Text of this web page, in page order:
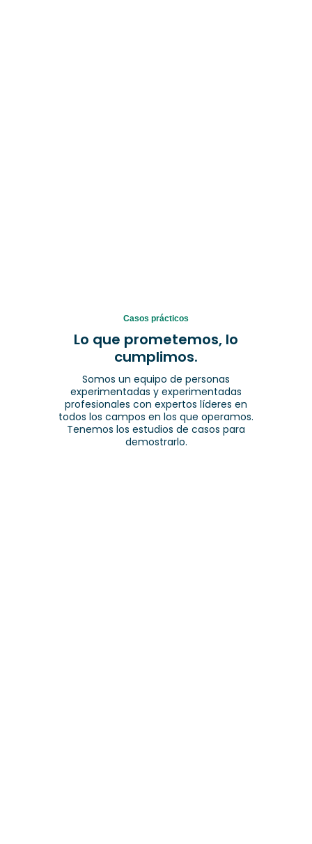
Casos prácticos
Lo que prometemos, lo
cumplimos.
Somos un equipo de personas
experimentadas y experimentadas
profesionales con expertos líderes en
todos los campos en los que operamos.
Tenemos los estudios de casos para
demostrarlo.